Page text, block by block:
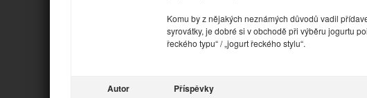
Komu by z nějakých neznámých důvodů vadil
syrovátky, je dobré si v obchodě při výběru jogurtu
řeckého typu“ / „jogurt řeckého stylu“.
Autor Příspěvky